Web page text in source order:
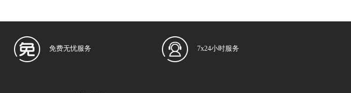
免费无忧服务 7x24小时服务